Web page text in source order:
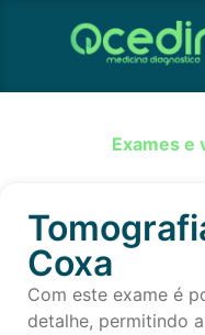
Exames e
Coxa
Com este exame é
detalhe, permitindo